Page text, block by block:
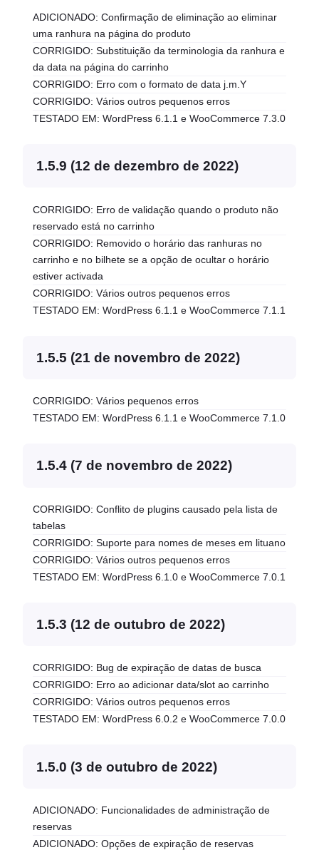
ADICIONADO: Confirmação de eliminação ao eliminar
uma ranhura na página do produto
CORRIGIDO: Substituição da terminologia da ranhura e
da data na página do carrinho
CORRIGIDO: Erro com o formato de data j.m.Y
CORRIGIDO: Vários outros pequenos erros
TESTADO EM: WordPress 6.1.1 e WooCommerce 7.3.0
1.5.9 (12 de dezembro de 2022)
CORRIGIDO: Erro de validação quando o produto não
reservado está no carrinho
CORRIGIDO: Removido o horário das ranhuras no
carrinho e no bilhete se a opção de ocultar o horário
estiver activada
CORRIGIDO: Vários outros pequenos erros
TESTADO EM: WordPress 6.1.1 e WooCommerce 7.1.1
1.5.5 (21 de novembro de 2022)
CORRIGIDO: Vários pequenos erros
TESTADO EM: WordPress 6.1.1 e WooCommerce 7.1.0
1.5.4 (7 de novembro de 2022)
CORRIGIDO: Conflito de plugins causado pela lista de
tabelas
CORRIGIDO: Suporte para nomes de meses em lituano
CORRIGIDO: Vários outros pequenos erros
TESTADO EM: WordPress 6.1.0 e WooCommerce 7.0.1
1.5.3 (12 de outubro de 2022)
CORRIGIDO: Bug de expiração de datas de busca
CORRIGIDO: Erro ao adicionar data/slot ao carrinho
CORRIGIDO: Vários outros pequenos erros
TESTADO EM: WordPress 6.0.2 e WooCommerce 7.0.0
1.5.0 (3 de outubro de 2022)
ADICIONADO: Funcionalidades de administração de
reservas
ADICIONADO: Opções de expiração de reservas